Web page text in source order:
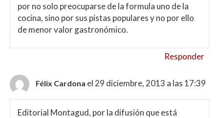
por no solo preocuparse de la formula uno de la
cocina, sino por sus pistas populares y no por ello
de menor valor gastronómico.
Responder
Félix Cardona el 29 diciembre, 2013 a las 17:39
Editorial Montagud, por la difusión que está